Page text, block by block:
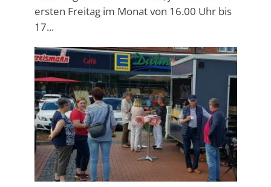
ersten Freitag im Monat von 16.00 Uhr bis
17...